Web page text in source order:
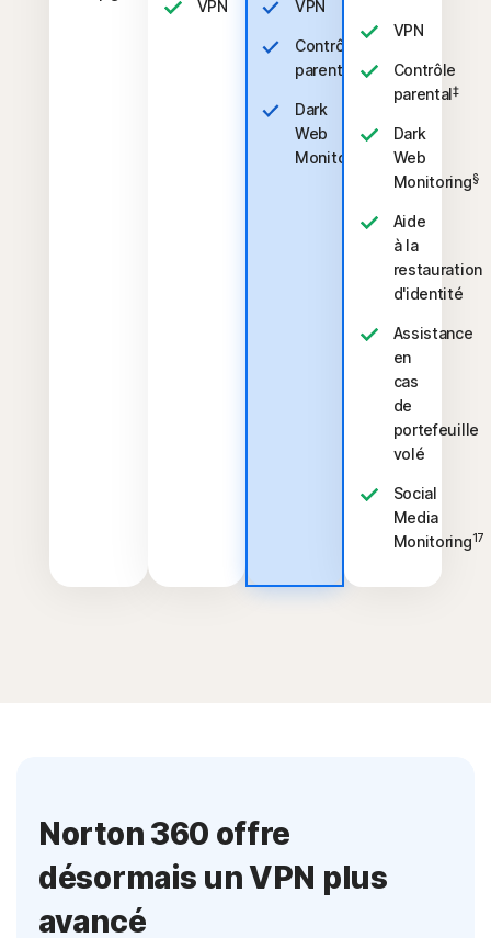
VPN VPN
Contrôle
parental
Dark
Web
Monitoring
VPN
Contrôle
parental‡
Dark
Web
Monitoring§
Aide
à la
restauration
d'identité
Assistance
en
cas
de
portefeuille
volé
Social
Media
Monitoring17
Norton 360 offre
désormais un VPN plus
avancé